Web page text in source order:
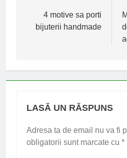
articole
4 motive sa porti
bijuterii handmade
LASĂ UN RĂSPUNS
Adresa ta de email nu va fi
obligatorii sunt marcate cu *